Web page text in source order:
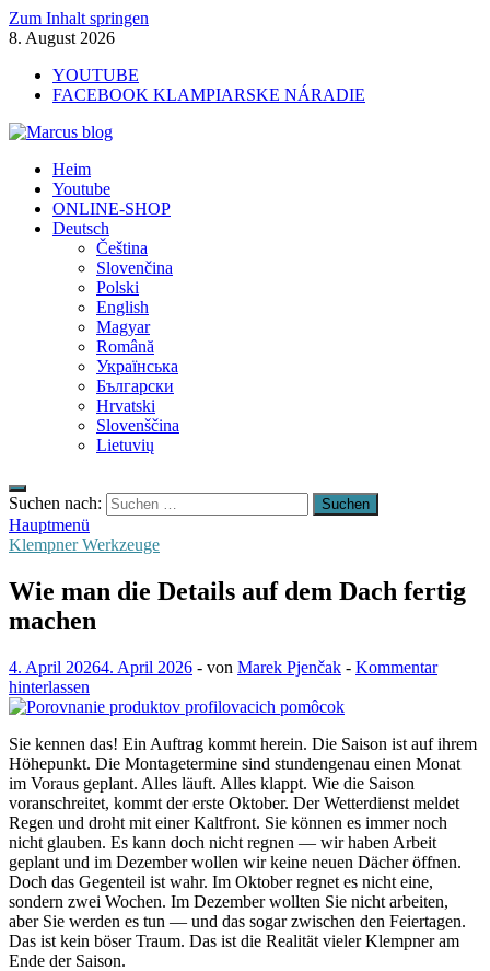
Zum Inhalt springen
8. August 2026
YOUTUBE
FACEBOOK KLAMPIARSKE NÁRADIE
Marcus blog
Stavebné profily, náradie, izolácie
Heim
Youtube
ONLINE-SHOP
Deutsch
Čeština
Slovenčina
Polski
English
Magyar
Română
Українська
Български
Hrvatski
Slovenščina
Lietuvių
Suchen nach:
Hauptmenü
Klempner Werkzeuge
Wie man die Details auf dem Dach fertig
machen
4. April 20264. April 2026 - von Marek Pjenčak - Kommentar
hinterlassen
Sie kennen das! Ein Auftrag kommt herein. Die Saison ist auf ihrem
Höhepunkt. Die Montagetermine sind stundengenau einen Monat
im Voraus geplant. Alles läuft. Alles klappt. Wie die Saison
voranschreitet, kommt der erste Oktober. Der Wetterdienst meldet
Regen und droht mit einer Kaltfront. Sie können es immer noch
nicht glauben. Es kann doch nicht regnen — wir haben Arbeit
geplant und im Dezember wollen wir keine neuen Dächer öffnen.
Doch das Gegenteil ist wahr. Im Oktober regnet es nicht eine,
sondern zwei Wochen. Im Dezember wollten Sie nicht arbeiten,
aber Sie werden es tun — und das sogar zwischen den Feiertagen.
Das ist kein böser Traum. Das ist die Realität vieler Klempner am
Ende der Saison.